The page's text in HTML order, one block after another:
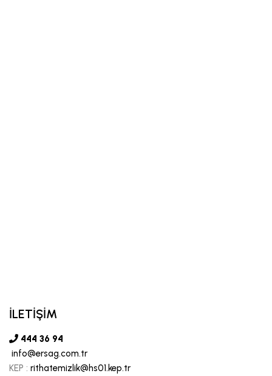
İLETİŞİM
444 36 94
info@ersag.com.tr
KEP : rithatemizlik@hs01.kep.tr